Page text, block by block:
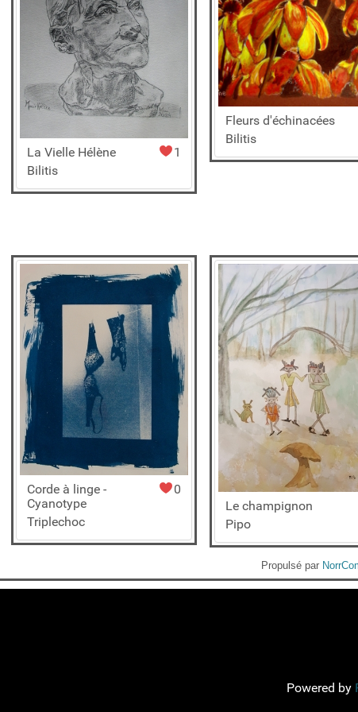
1
La Vielle Hélène
Bilitis
Fleurs d'échinacées
Bilitis
0
Corde à linge -
Cyanotype
Triplechoc
Le champignon
Pipo
Propulsé par
Powered by